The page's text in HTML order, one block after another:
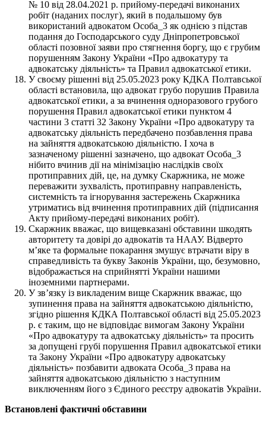
№ 10 від 28.04.2021 р. прийому-передачі виконаних
робіт (наданих послуг), який в подальшому був
використаний адвокатом Особа_3 як однією з підстав
подання до Господарського суду Дніпропетровської
області позовної заяви про стягнення боргу, що є грубим
порушенням Закону України «Про адвокатуру та
адвокатську діяльність» та Правил адвокатської етики.
У своєму рішенні від 25.05.2023 року КДКА Полтавської
області встановила, що адвокат грубо порушив Правила
адвокатської етики, а за вчинення одноразового грубого
порушення Правил адвокатської етики пунктом 4
частини 3 статті 32 Закону України «Про адвокатуру та
адвокатську діяльність передбачено позбавлення права
на зайняття адвокатською діяльністю. І хоча в
зазначеному рішенні зазначено, що адвокат Особа_3
нібито вчинив дії на мінімізацію наслідків своїх
протиправних дій, це, на думку Скаржника, не може
переважити зухвалість, протиправну направленість,
системність та ігнорування застережень Скаржника
утриматись від вчинення протиправних дій (підписання
Акту прийому-передачі виконаних робіт).
Скаржник вважає, що вищевказані обставини шкодять
авторитету та довірі до адвокатів та НААУ. Відверто
м’яке та формальне покарання змушує втрачати віру в
справедливість та букву Законів України, що, безумовно,
відображається на сприйнятті України нашими
іноземними партнерами.
У зв’язку із викладеним вище Скаржник вважає, що
зупинення права на зайняття адвокатською діяльністю,
згідно рішення КДКА Полтавської області від 25.05.2023
р. є таким, що не відповідає вимогам Закону України
«Про адвокатуру та адвокатську діяльність» та просить
за допущені грубі порушення Правил адвокатської етики
та Закону України «Про адвокатуру адвокатську
діяльність» позбавити адвоката Особа_3 права на
зайняття адвокатською діяльністю з наступним
виключенням його з Єдиного реєстру адвокатів України.
Встановлені фактичні обставини